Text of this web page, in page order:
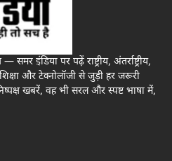
समर इंडिया पर पढ़ें राष्ट्रीय, अंतर्राष्ट्रीय,
और टेक्नोलॉजी से जुड़ी हर जरूरी
खबरें, वह भी सरल और स्पष्ट भाषा में,